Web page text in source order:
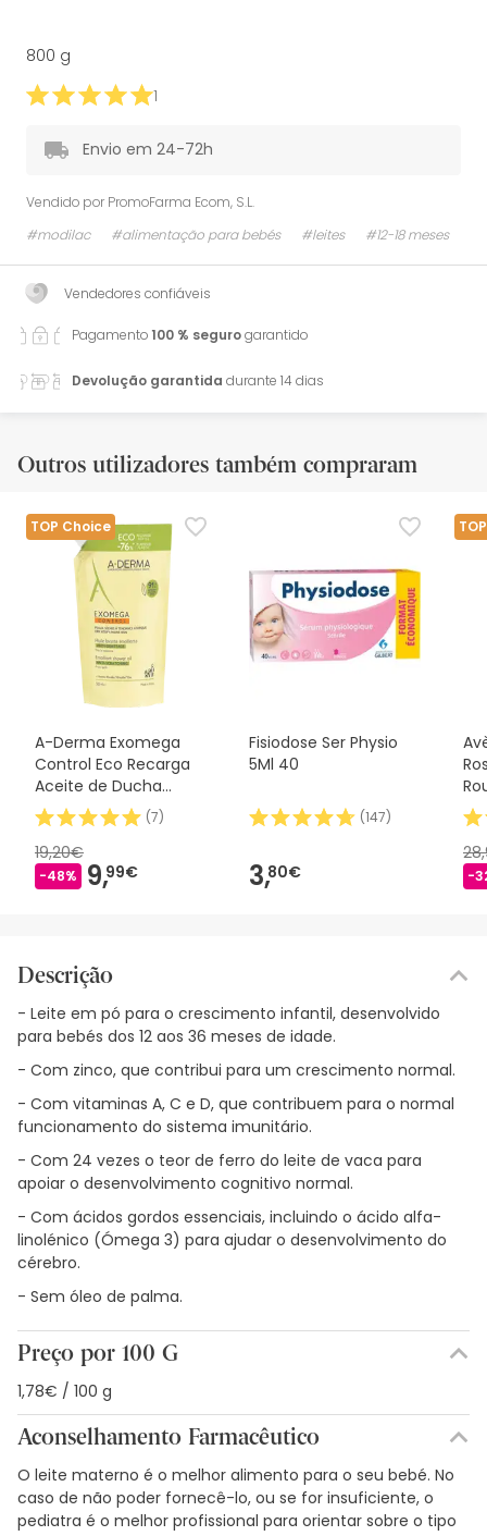
800 g
1
Envio em 24-72h
Vendido por PromoFarma Ecom, S.L.
#modilac
#alimentação para bebés #leites #12-18 meses
Vendedores confiáveis
Pagamento100 % segurogarantido
Devolução garantida durante 14 dias
Outros utilizadores também compraram
TOP Choice
A-Derma Exomega
Control Eco Recarga
Aceite de Ducha
500ml
(7)
19,20€
-48% 9,99€
Fisiodose Ser Physio
5Ml 40
(147)
3,80€ -
Descrição
- Leite em pó para o crescimento infantil, desenvolvido
para bebés dos 12 aos 36 meses de idade.
- Com zinco, que contribui para um crescimento normal.
- Com vitaminas A, C e D, que contribuem para o normal
funcionamento do sistema imunitário.
- Com 24 vezes o teor de ferro do leite de vaca para
apoiar o desenvolvimento cognitivo normal.
- Com ácidos gordos essenciais, incluindo o ácido alfa-
linolénico (Ómega 3) para ajudar o desenvolvimento do
cérebro.
- Sem óleo de palma.
Preço por 100 G
1,78€ / 100 g
Aconselhamento Farmacêutico
O leite materno é o melhor alimento para o seu bebé. No
caso de não poder fornecê-lo, ou se for insuficiente, o
pediatra é o melhor profissional para orientar sobre o tipo